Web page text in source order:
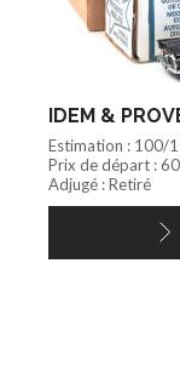
IDEM &
Estimation : 100/
Prix de départ :
Adjugé : Retiré